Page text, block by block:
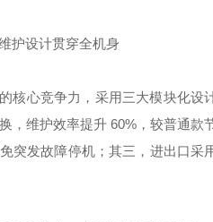
护设计贯穿全机身
核心竞争力，采用三大模块化
，维护效率提升 60%，较普通
突发故障停机；其三，进出口